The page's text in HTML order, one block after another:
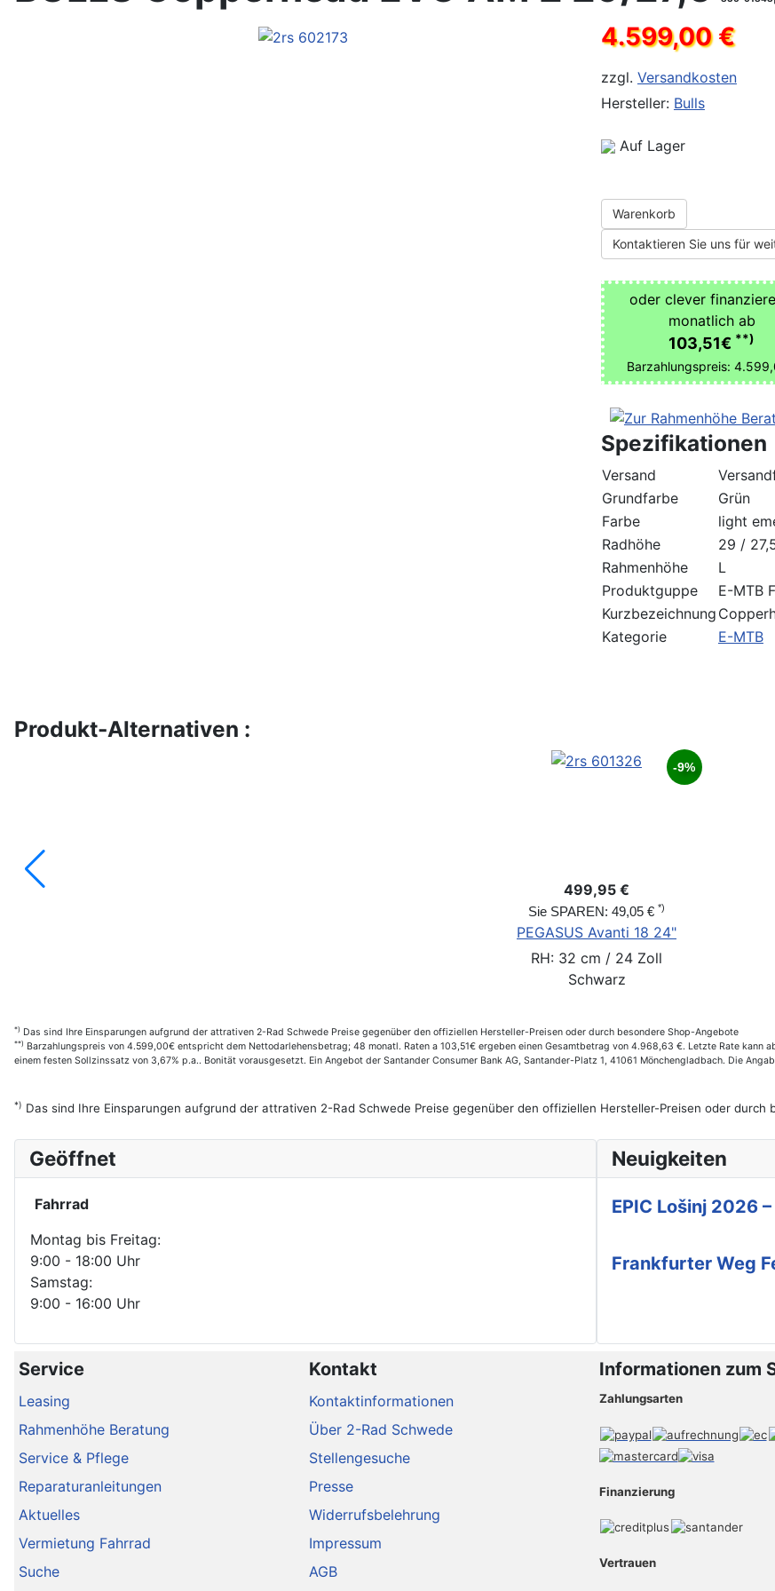
4.599,00 €
zzgl. Versandkosten
Hersteller: Bulls
Auf Lager
Warenkorb
Kontaktieren Sie uns für
oder clever
monatlich ab
103,51€ **)
Barzahlungspreis:
Spezifikationen
Versand
Grundfarbe
Grün
Farbe
light
Radhöhe
29 /
Rahmenhöhe
L
Produktguppe
E-MTB
Kurzbezeichnung
Kategorie
E-MTB
Produkt-Alternativen :
-9%
499,95 €
Sie SPAREN: 49,05 € *)
PEGASUS Avanti 18 24"
RH: 32 cm / 24 Zoll
Schwarz
*) Das sind Ihre Einsparungen aufgrund der attrativen 2-Rad Schwede Preise gegenüber den offiziellen Hersteller-Preisen oder durch besondere Shop-Angebote
**) Barzahlungspreis von 4.599,00€ entspricht dem Nettodarlehensbetrag; 48 monatl. Raten a 103,51€ ergeben einen Gesamtbetrag von 4.968,63 €. Letzte Rate
einem festen Sollzinssatz von 3,67% p.a.. Bonität vorausgesetzt. Ein Angebot der Santander Consumer Bank AG, Santander-Platz 1, 41061 Mönchengladbach. Die
*) Das sind Ihre Einsparungen aufgrund der attrativen 2-Rad Schwede Preise gegenüber den offiziellen Hersteller-Preisen oder durch
Geöffnet
Fahrrad
Montag bis Freitag:
9:00 - 18:00 Uhr
Samstag:
9:00 - 16:00 Uhr
Neuigkeiten
EPIC Lošinj 2026
Frankfurter Weg
Service
Leasing
Rahmenhöhe Beratung
Service & Pflege
Reparaturanleitungen
Aktuelles
Vermietung Fahrrad
Suche
Kontakt
Kontaktinformationen
Über 2-Rad Schwede
Stellengesuche
Presse
Widerrufsbelehrung
Impressum
AGB
Informationen zum
Zahlungsarten
Finanzierung
Vertrauen